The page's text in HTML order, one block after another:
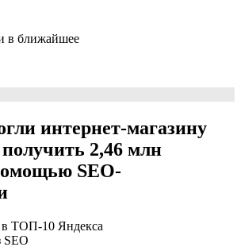
в ближайшее
интернет-магазину
получить 2,46 млн
SEO-
в ТОП-10 Яндекса
SEO